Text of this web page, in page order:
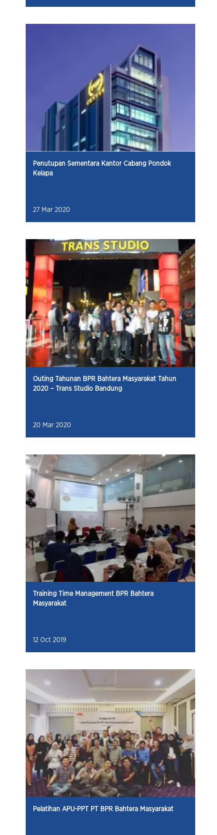
Penutupan Sementara Kantor Cabang Pondok
Kelapa
27 Mar 2020
Outing Tahunan BPR Bahtera Masyarakat Tahun
2020 – Trans Studio Bandung
20 Mar 2020
Training Time Management BPR Bahtera
Masyarakat
12 Oct 2019
Pelatihan APU-PPT PT BPR Bahtera Masyarakat